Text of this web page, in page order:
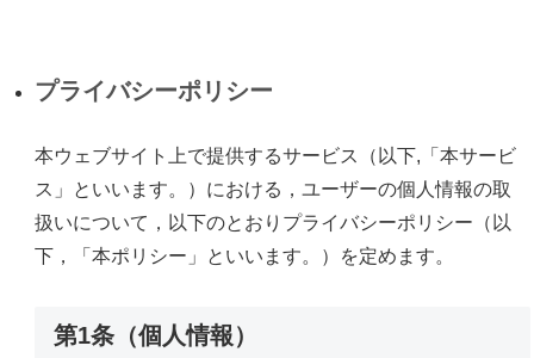
プライバシーポリシー
本ウェブサイト上で提供するサービス（以下,「本サービ
ス」といいます。）における，ユーザーの個人情報の取
扱いについて，以下のとおりプライバシーポリシー（以
下，「本ポリシー」といいます。）を定めます。
第1条（個人情報）